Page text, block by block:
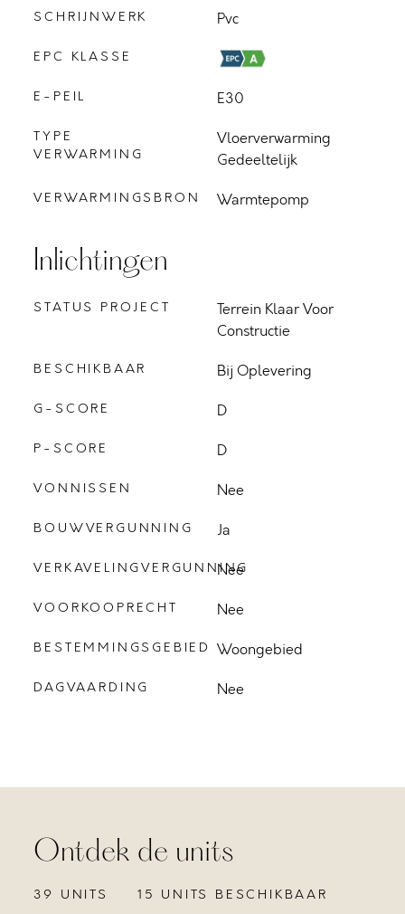
SCHRIJNWERK Pvc
EPC KLASSE
E-PEIL E30
TYPE
VERWARMING
Vloerverwarming
Gedeeltelijk
VERWARMINGSBRON Warmtepomp
Inlichtingen
STATUS PROJECT
Terrein Klaar Voor
Constructie
BESCHIKBAAR Bij Oplevering
G-SCORE D
P-SCORE D
VONNISSEN Nee
BOUWVERGUNNING Ja
VERKAVELINGVERGUNNING
Nee
VOORKOOPRECHT Nee
BESTEMMINGSGEBIED Woongebied
DAGVAARDING Nee
Ontdek de units
39 UNITS 15 UNITS BESCHIKBAAR